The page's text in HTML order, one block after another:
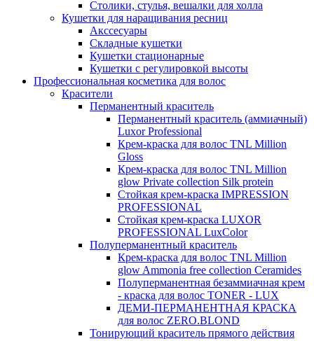
Столики, стулья, вешалки для холла
Кушетки для наращивания ресниц
Акссесуары
Складные кушетки
Кушетки стационарные
Кушетки с регулировкой высоты
Профессиональная косметика для волос
Красители
Перманентный краситель
Перманентный краситель (аммиачный)
Luxor Professional
Крем-краска для волос TNL Million
Gloss
Крем-краска для волос TNL Million
glow Private collection Silk protein
Стойкая крем-краска IMPRESSION
PROFESSIONAL
Стойкая крем-краска LUXOR
PROFESSIONAL LuxColor
Полуперманентный краситель
Крем-краска для волос TNL Million
glow Ammonia free collection Ceramides
Полуперманентная безаммиачная крем
- краска для волос TONER - LUX
ДЕМИ-ПЕРМАНЕНТНАЯ КРАСКА
для волос ZERO.BLOND
Тонирующий краситель прямого действия